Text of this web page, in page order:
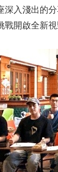
深入淺出的
開啟全新視